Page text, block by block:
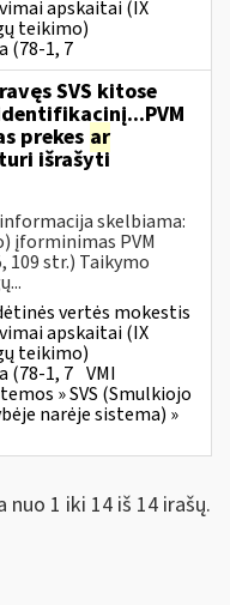
apskaitai (IX
teikimo)
(78-1, 7
SVS kitose
prekes ar
išrašyti
skelbiama:
įforminimas PVM
109 str.) Taikymo
vertės mokestis
apskaitai (IX
teikimo)
(78-1, 7 VMI
» SVS (Smulkiojo
narėje sistema) »
nuo 1 iki 14 iš 14 irašų.